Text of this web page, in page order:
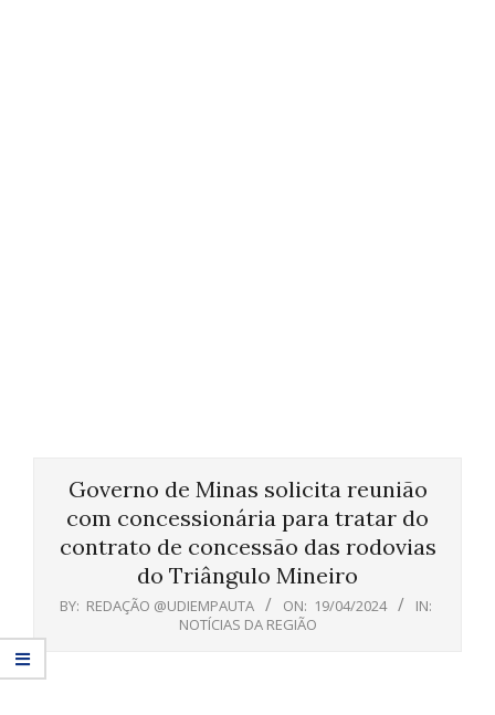
Governo de Minas solicita reunião
com concessionária para tratar do
contrato de concessão das rodovias
do Triângulo Mineiro
BY: REDAÇÃO @UDIEMPAUTA ON: 19/04/2024
IN:
NOTÍCIAS DA REGIÃO